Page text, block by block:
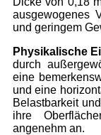
ausgewogenes
und geringem
Physikalische
durch
eine
und eine
Belastbarkeit
ihre
angenehm an.